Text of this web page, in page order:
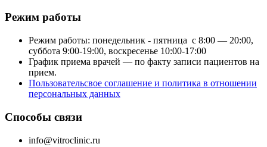
Режим работы
Режим работы: понедельник - пятница с 8:00 — 20:00,
суббота 9:00-19:00, воскресенье 10:00-17:00
График приема врачей — по факту записи пациентов на
прием.
Пользовательсвое соглашение и политика в отношении
персональных данных
Способы связи
info@vitroclinic.ru